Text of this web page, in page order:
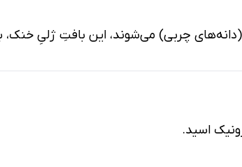
(دانه‌های چربی) می‌شوند، این بافتِ ژلیِ
اسید.